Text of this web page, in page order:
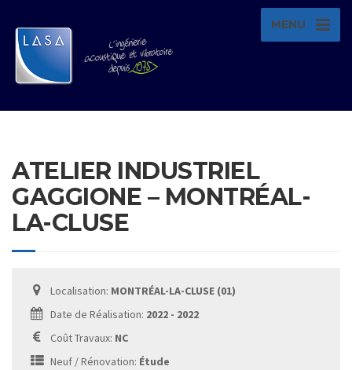
MENU
ATELIER INDUSTRIEL
GAGGIONE – MONTRÉAL-
LA-CLUSE
Localisation: MONTRÉAL-LA-CLUSE (01)
Date de Réalisation: 2022 - 2022
Coût Travaux: NC
Neuf / Rénovation: Étude